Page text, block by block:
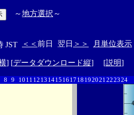
～地方選択 ～
JST ＜＜ 前日 翌日 ＞＞ 月単位表示
] [データダウンロード縦] [説明]
8 9 10 11 12 13 1415 16 17 18 192021222324